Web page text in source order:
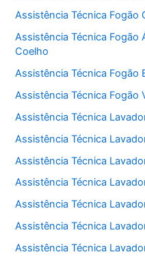
Assistência Técnica Fogão
Assistência Técnica Fogão
Coelho
Assistência Técnica Fogão
Assistência Técnica Fogão
Assistência Técnica
Assistência Técnica
Assistência Técnica
Assistência Técnica
Assistência Técnica
Assistência Técnica
Assistência Técnica